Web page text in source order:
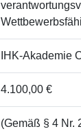
IHK-Akademie
4.100,00 €
(Gemäß § 4 Nr.